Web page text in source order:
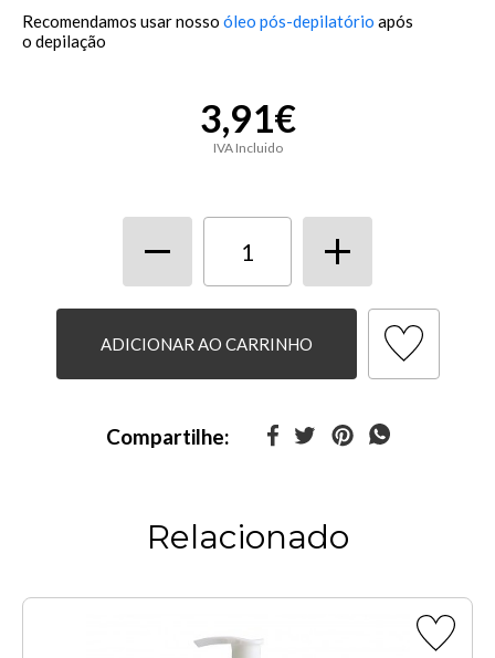
Recomendamos usar nosso óleo pós-depilatório após
o depilação
3,91€
IVA Incluido
ADICIONAR AO CARRINHO
Compartilhe:
Relacionado